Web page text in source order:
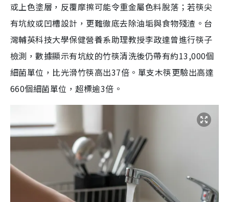
或上色塗層，反覆摩擦可能令重金屬色料脫落；若筷尖
有坑紋或凹槽設計，更難徹底去除油垢與食物殘渣。台
灣輔英科技大學保健營養系助理教授李政達曾進行筷子
檢測，數據顯示有坑紋的竹筷清洗後仍帶有約13,000個
細菌單位，比光滑竹筷高出37倍。單支木筷更驗出高達
660個細菌單位，超標逾3倍。